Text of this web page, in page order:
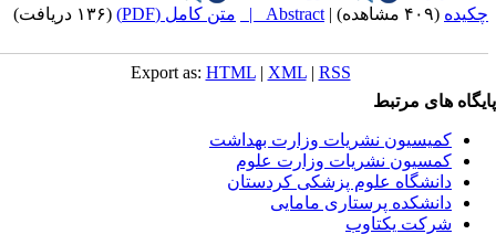
(۴۰۹ مشاهده) |
Abstract | متن کامل (PDF) (۱۳۶ دریافت)
Export as:HTML |XML|RSS
های مرتبط
کمیسیون نشریات وزارت بهداشت
کمسیون نشریات وزارت علوم
دانشگاه علوم پزشکی کردستان
دانشکده پرستاری مامایی
شرکت یکتاوب